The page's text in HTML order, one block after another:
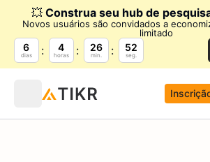
💥 Construa seu hub de
Novos usuários são convidados a
limitado
6
dias
4
horas
26
min.
51
seg.